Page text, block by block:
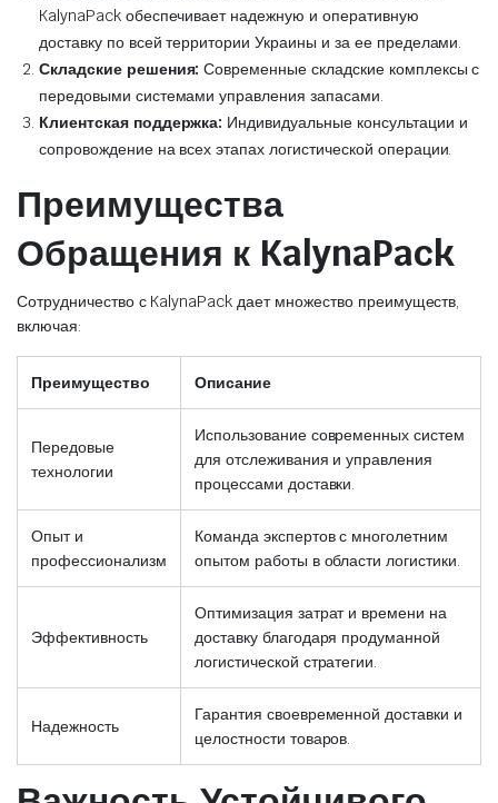
KalynaPack обеспечивает надежную и оперативную
доставку по всей территории Украины и за ее пределами.
Складские решения: Современные складские комплексы с
передовыми системами управления запасами.
Клиентская поддержка: Индивидуальные консультации и
сопровождение на всех этапах логистической операции.
Преимущества
Обращения к KalynaPack
Сотрудничество с KalynaPack дает множество преимуществ,
включая:
Преимущество Описание
Передовые
технологии
Использование современных систем
для отслеживания и управления
процессами доставки.
Опыт и
профессионализм
Команда экспертов с многолетним
опытом работы в области логистики.
Эффективность
Оптимизация затрат и времени на
доставку благодаря продуманной
логистической стратегии.
Надежность
Гарантия своевременной доставки и
целостности товаров.